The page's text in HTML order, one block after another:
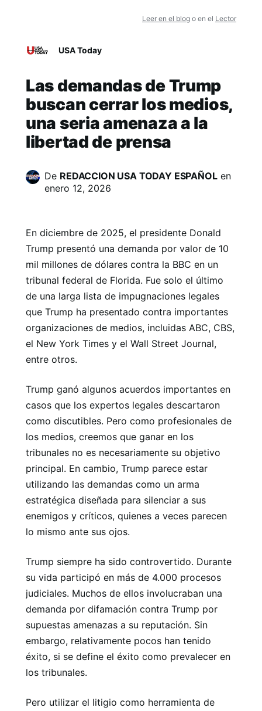
Leer en el blog o en el Lector
USA Today
Las demandas de Trump
buscan cerrar los medios,
una seria amenaza a la
libertad de prensa
De REDACCION USA TODAY ESPAÑOLen
enero 12, 2026
En diciembre de 2025, el presidente Donald
Trump presentó una demanda por valor de 10
mil millones de dólares contra la BBC en un
tribunal federal de Florida. Fue solo el último
de una larga lista de impugnaciones legales
que Trump ha presentado contra importantes
organizaciones de medios, incluidas ABC, CBS,
el New York Times y el Wall Street Journal,
entre otros.
Trump ganó algunos acuerdos importantes en
casos que los expertos legales descartaron
como discutibles. Pero como profesionales de
los medios, creemos que ganar en los
tribunales no es necesariamente su objetivo
principal. En cambio, Trump parece estar
utilizando las demandas como un arma
estratégica diseñada para silenciar a sus
enemigos y críticos, quienes a veces parecen
lo mismo ante sus ojos.
Trump siempre ha sido controvertido. Durante
su vida participó en más de 4.000 procesos
judiciales. Muchos de ellos involucraban una
demanda por difamación contra Trump por
supuestas amenazas a su reputación. Sin
embargo, relativamente pocos han tenido
éxito, si se define el éxito como prevalecer en
los tribunales.
Pero utilizar el litigio como herramienta de